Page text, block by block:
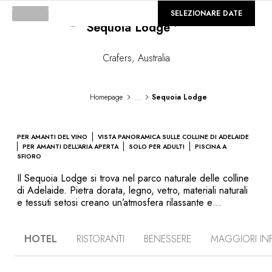
GALLERIA
Sequoia Lodge
Loading...
Crafers, Australia
Homepage ... Sequoia Lodge
PER AMANTI DEL VINO
VISTA PANORAMICA SULLE COLLINE DI ADELAIDE
PER AMANTI DELL’ARIA APERTA
SOLO PER ADULTI
PISCINA A
SFIORO
Il Sequoia Lodge si trova nel parco naturale delle colline
di Adelaide. Pietra dorata, legno, vetro, materiali naturali
e tessuti setosi creano un’atmosfera rilassante e
propone un’ampia varietà di esperienze per immergersi in
SELEZIONARE DATE
HOTEL RISTORANTI BENESSERE MAGGIORI